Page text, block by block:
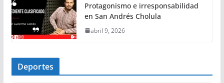
Protagonismo e irresponsabilidad
en San Andrés Cholula
abril 9, 2026
Deportes